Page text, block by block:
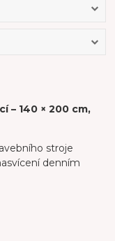
– 140 × 200 cm,
stroje
denním